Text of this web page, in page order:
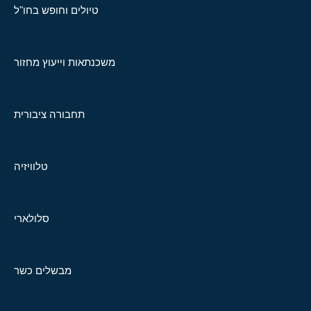
טיולים וחופש בחו"ל
משכנתאות וייעוץ מחזור
תחבורה ציבורית
טלוויזיה
סלולארי
מבשלים כשר